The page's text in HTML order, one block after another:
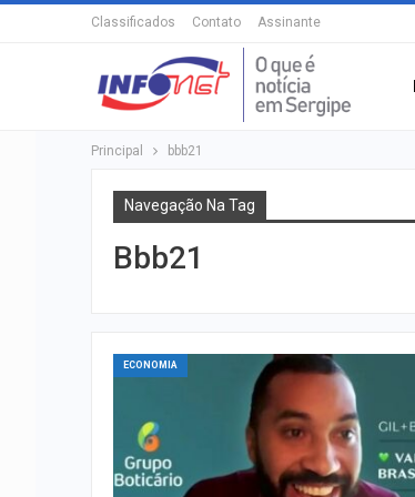
Classificados Contato Assinante
Principal bbb21
Navegação Na Tag
Bbb21
ECONOMIA